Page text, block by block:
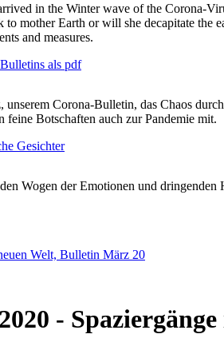
in the Winter wave of the Corona-
mother Earth or will she decapitate the
and measures.
als pdf
Corona-Bulletin, das Chaos
Botschaften auch zur Pandemie mit.
Gesichter
Wogen der Emotionen und dringenden
Welt, Bulletin März 20
-